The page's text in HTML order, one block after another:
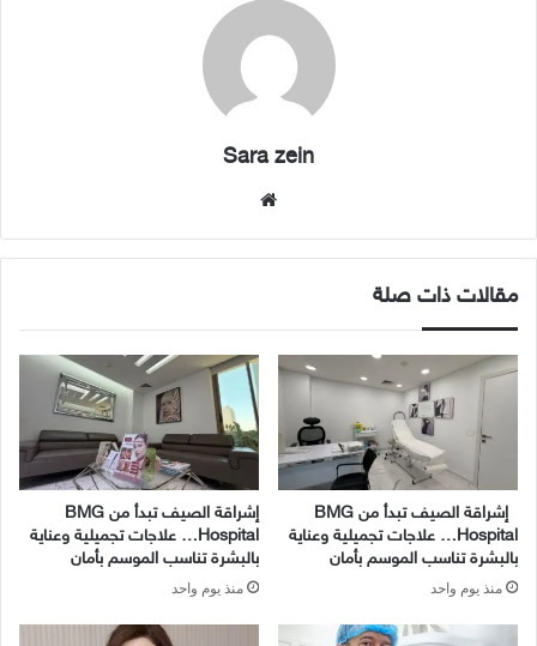
Sara zein
مقالات ذات صلة
إشراقة الصيف تبدأ من BMG
Hospital… علاجات تجميلية وعناية
بالبشرة تناسب الموسم بأمان
منذ يوم واحد
إشراقة الصيف تبدأ من BMG
Hospital… علاجات تجميلية وعناية
بالبشرة تناسب الموسم بأمان
منذ يوم واحد